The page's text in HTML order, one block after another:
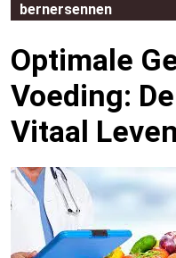
bernersennen
Optimale
Voeding:
Vitaal Leven